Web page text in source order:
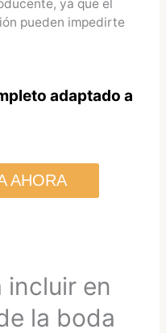
ya que el
pueden impedirte
adaptado a
AHORA
incluir en
la boda